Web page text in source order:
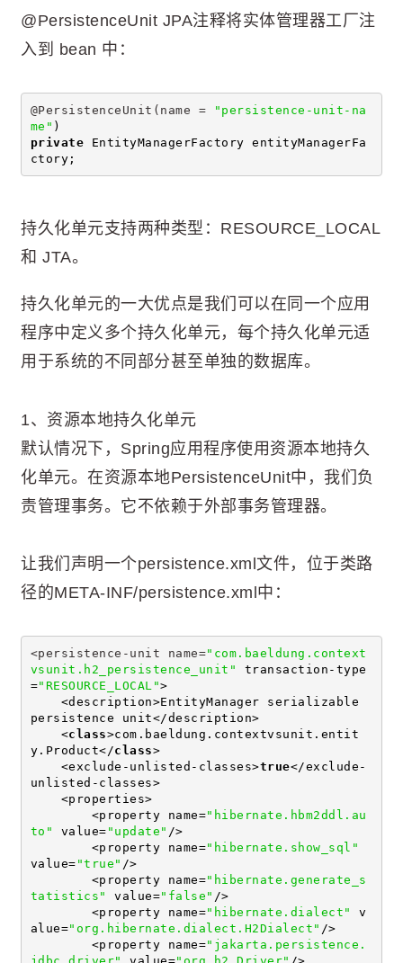
@PersistenceUnit JPA注释将实体管理器工厂注
入到 bean 中：
@PersistenceUnit(name =
"persistence-unit-na
me" )
private EntityManagerFactory entityManagerFa
ctory;
持久化单元支持两种类型：RESOURCE_LOCAL
和 JTA。
持久化单元的一大优点是我们可以在同一个应用
程序中定义多个持久化单元，每个持久化单元适
用于系统的不同部分甚至单独的数据库。
1、资源本地持久化单元
默认情况下，Spring应用程序使用资源本地持久
化单元。在资源本地PersistenceUnit中，我们负
责管理事务。它不依赖于外部事务管理器。
让我们声明一个persistence.xml文件，位于类路
径的META-INF/persistence.xml中：
<persistence-unit name="com.baeldung.context
vsunit.h2_persistence_unit"
transaction-type
="RESOURCE_LOCAL">
<description>EntityManager serializable
persistence unit</description>
<class>com.baeldung.contextvsunit.entit
y.Product</class>
<exclude-unlisted-classes>true</exclude-
unlisted-classes>
<properties>
<property name="hibernate.hbm2ddl.au
to"
value= "update" />
<property name="hibernate.show_sql"
value= "true" />
<property name="hibernate.generate_s
tatistics"
value="false" />
<property name="hibernate.dialect"
v
alue="org.hibernate.dialect.H2Dialect" />
<property name="jakarta.persistence.